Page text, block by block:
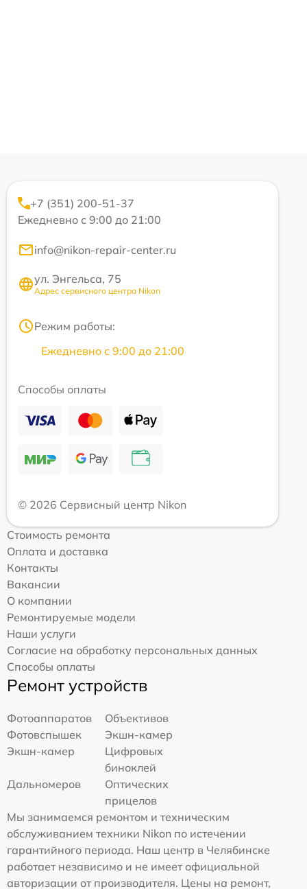
+7 (351) 200-51-37
Ежедневно с 9:00 до 21:00
info@nikon-repair-center.ru
ул. Энгельса, 75
Адрес сервисного центра Nikon
Режим работы:
Ежедневно с 9:00 до 21:00
Способы оплаты
© 2026 Сервисный центр Nikon
Стоимость ремонта
Оплата и доставка
Контакты
Вакансии
О компании
Ремонтируемые модели
Наши услуги
Согласие на обработку персональных данных
Способы оплаты
Ремонт устройств
Фотоаппаратов
Объективов
Фотовспышек
Экшн-камер
Экшн-камер
Цифровых
биноклей
Дальномеров
Оптических
прицелов
Мы занимаемся ремонтом и техническим
обслуживанием техники Nikon по истечении
гарантийного периода. Наш центр в Челябинске
работает независимо и не имеет официальной
авторизации от производителя. Цены на ремонт,